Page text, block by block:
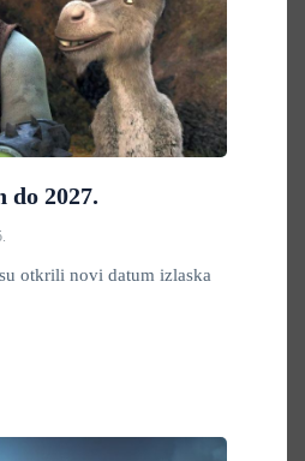
do 2027.
otkrili novi datum izlaska